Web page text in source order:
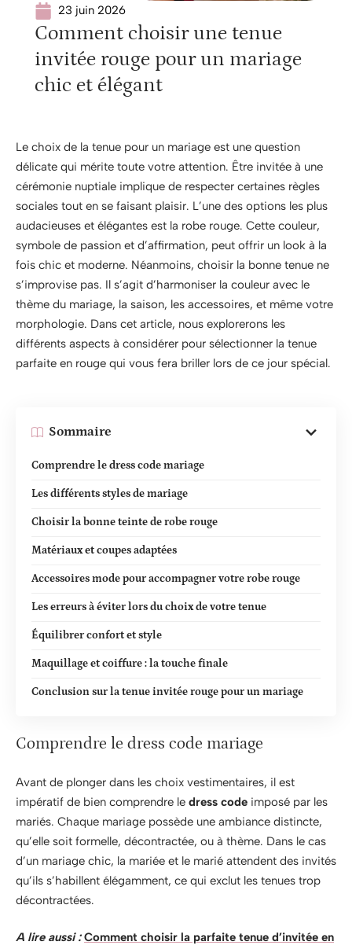
23 juin 2026
Comment choisir une tenue
invitée rouge pour un mariage
chic et élégant
Le choix de la tenue pour un mariage est une question
délicate qui mérite toute votre attention. Être invitée à une
cérémonie nuptiale implique de respecter certaines règles
sociales tout en se faisant plaisir. L’une des options les plus
audacieuses et élégantes est la robe rouge. Cette couleur,
symbole de passion et d’affirmation, peut offrir un look à la
fois chic et moderne. Néanmoins, choisir la bonne tenue ne
s’improvise pas. Il s’agit d’harmoniser la couleur avec le
thème du mariage, la saison, les accessoires, et même votre
morphologie. Dans cet article, nous explorerons les
différents aspects à considérer pour sélectionner la tenue
parfaite en rouge qui vous fera briller lors de ce jour spécial.
Sommaire
Comprendre le dress code mariage
Les différents styles de mariage
Choisir la bonne teinte de robe rouge
Matériaux et coupes adaptées
Accessoires mode pour accompagner votre robe rouge
Les erreurs à éviter lors du choix de votre tenue
Équilibrer confort et style
Maquillage et coiffure : la touche finale
Conclusion sur la tenue invitée rouge pour un mariage
Comprendre le dress code mariage
Avant de plonger dans les choix vestimentaires, il est
impératif de bien comprendre le dress code imposé par les
mariés. Chaque mariage possède une ambiance distincte,
qu’elle soit formelle, décontractée, ou à thème. Dans le cas
d’un mariage chic, la mariée et le marié attendent des invités
qu’ils s’habillent élégamment, ce qui exclut les tenues trop
décontractées.
A lire aussi : Comment choisir la parfaite tenue d’invitée en